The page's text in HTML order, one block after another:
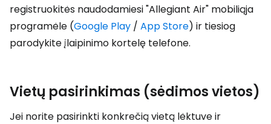
registruokitės naudodamiesi "Allegiant Air" mobiliąja
programėle (Google Play / App Store) ir tiesiog
parodykite įlaipinimo kortelę telefone.
Vietų pasirinkimas (sėdimos vietos)
Jei norite pasirinkti konkrečią vietą lėktuve ir